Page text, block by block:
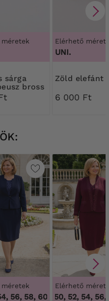
bross
Elérhető
UNI.
Zöld elefánt
6 000 Ft
56, 58, 60, 46, 48, 50, 52,
Elérhető
46, 48, 50, 52, 54, 56,